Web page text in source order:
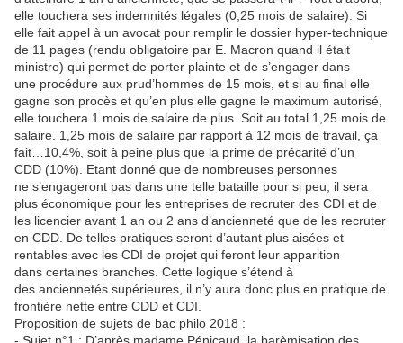
elle touchera ses indemnités légales (0,25 mois de salaire). Si
elle fait appel à un avocat pour remplir le dossier hyper-technique
de 11 pages (rendu obligatoire par E. Macron quand il était
ministre) qui permet de porter plainte et de s’engager dans
une procédure aux prud’hommes de 15 mois, et si au final elle
gagne son procès et qu’en plus elle gagne le maximum autorisé,
elle touchera 1 mois de salaire de plus. Soit au total 1,25 mois de
salaire. 1,25 mois de salaire par rapport à 12 mois de travail, ça
fait…10,4%, soit à peine plus que la prime de précarité d’un
CDD (10%). Etant donné que de nombreuses personnes
ne s’engageront pas dans une telle bataille pour si peu, il sera
plus économique pour les entreprises de recruter des CDI et de
les licencier avant 1 an ou 2 ans d’ancienneté que de les recruter
en CDD. De telles pratiques seront d’autant plus aisées et
rentables avec les CDI de projet qui feront leur apparition
dans certaines branches. Cette logique s’étend à
des anciennetés supérieures, il n’y aura donc plus en pratique de
frontière nette entre CDD et CDI.
Proposition de sujets de bac philo 2018 :